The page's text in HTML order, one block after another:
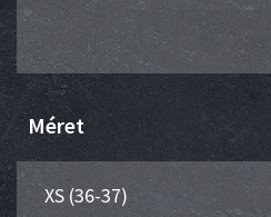
Méret
XS (36-37)